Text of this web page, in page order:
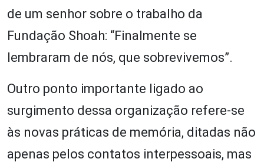
de um senhor sobre o trabalho da
Fundação Shoah: “Finalmente se
lembraram de nós, que sobrevivemos”.
Outro ponto importante ligado ao
surgimento dessa organização refere-se
às novas práticas de memória, ditadas não
apenas pelos contatos interpessoais, mas